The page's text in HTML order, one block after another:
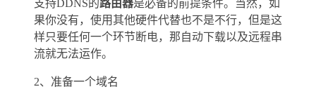
支持DDNS的路由器是必备的前提条件。当然，如
果你没有，使用其他硬件代替也不是不行，但是这
样只要任何一个环节断电，那自动下载以及远程串
流就无法运作。
2、准备一个域名